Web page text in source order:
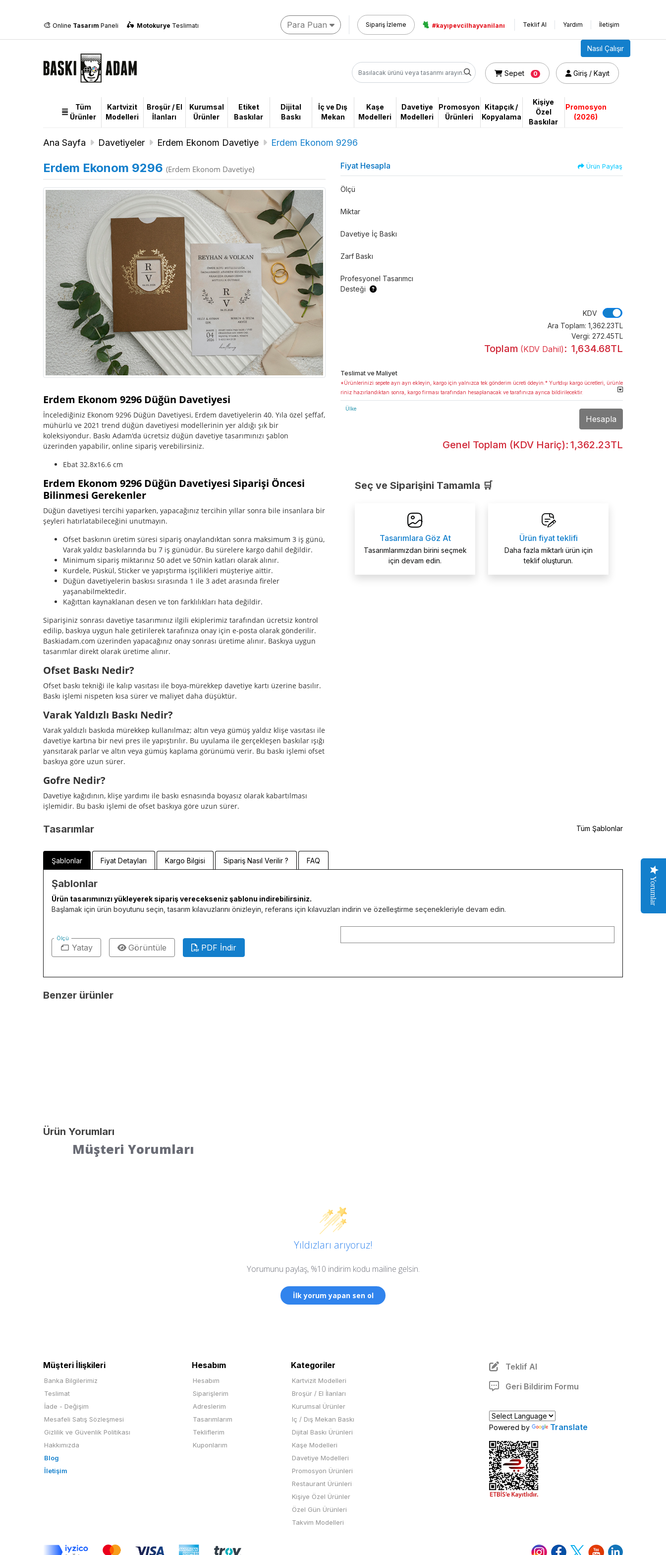
🎨 Online Tasarım Paneli 🛵 Motokurye Teslimatı Para Puan Sipariş İzleme 🐈 #kayıpevcilhayvanilanı Teklif Al Yardım İletişim
Nasıl Çalışır
Giriş / Kayıt
Giriş / Kayıt
Sepet
Sepet 0
Tüm
Ürünler
Tüm
Ürünler
Kartvizit
Modelleri
Broşür / El
İlanları
Kurumsal
Ürünler
Etiket
Baskılar
Dijital
Baskı
İç ve Dış
Mekan
Kaşe
Modelleri
Davetiye
Modelleri
Promosyon
Ürünleri
Kitapçık /
Kopyalama
Kişiye
Özel
Baskılar
Promosyon
(2026)
Ana Sayfa Davetiyeler Erdem Ekonom Davetiye Erdem Ekonom 9296
Erdem Ekonom 9296 (Erdem Ekonom Davetiye)
Erdem Ekonom 9296 Düğün Davetiyesi
İncelediğiniz Ekonom 9296 Düğün Davetiyesi, Erdem davetiyelerin 40. Yıla özel şeffaf,
mühürlü ve 2021 trend düğün davetiyesi modellerinin yer aldığı şık bir
koleksiyondur. Baskı Adam'da ücretsiz düğün davetiye tasarımınızı şablon
üzerinden yapabilir, online sipariş verebilirsiniz.
Ebat 32.8x16.6 cm
Erdem Ekonom 9296 Düğün Davetiyesi Siparişi Öncesi
Bilinmesi Gerekenler
Düğün davetiyesi tercihi yaparken, yapacağınız tercihin yıllar sonra bile insanlara bir
şeyleri hatırlatabileceğini unutmayın.
Ofset baskının üretim süresi sipariş onaylandıktan sonra maksimum 3 iş günü,
Varak yaldız baskılarında bu 7 iş günüdür. Bu sürelere kargo dahil değildir.
Minimum sipariş miktarınız 50 adet ve 50’nin katları olarak alınır.
Kurdele, Püskül, Sticker ve yapıştırma işçilikleri müşteriye aittir.
Düğün davetiyelerin baskısı sırasında 1 ile 3 adet arasında fireler
yaşanabilmektedir.
Kağıttan kaynaklanan desen ve ton farklılıkları hata değildir.
Siparişiniz sonrası davetiye tasarımınız ilgili ekiplerimiz tarafından ücretsiz kontrol
edilip, baskıya uygun hale getirilerek tarafınıza onay için e-posta olarak gönderilir.
Baskiadam.com üzerinden yapacağınız onay sonrası üretime alınır. Baskıya uygun
tasarımlar direkt olarak üretime alınır.
Ofset Baskı Nedir?
Ofset baskı tekniği ile kalıp vasıtası ile boya-mürekkep davetiye kartı üzerine basılır.
Baskı işlemi nispeten kısa sürer ve maliyet daha düşüktür.
Varak Yaldızlı Baskı Nedir?
Varak yaldızlı baskıda mürekkep kullanılmaz; altın veya gümüş yaldız klişe vasıtası ile
davetiye kartına bir nevi pres ile yapıştırılır. Bu uyulama ile gerçekleşen baskılar ışığı
yansıtarak parlar ve altın veya gümüş kaplama görünümü verir. Bu baskı işlemi ofset
baskıya göre uzun sürer.
Gofre Nedir?
Davetiye kağıdının, klişe yardımı ile baskı esnasında boyasız olarak kabartılması
işlemidir. Bu baskı işlemi de ofset baskıya göre uzun sürer.
Fiyat Hesapla Ürün Paylaş
Ölçü
Miktar
Davetiye İç Baskı
Zarf Baskı
Profesyonel Tasarımcı
Desteği
KDV
Ara Toplam: 1,362.23TL
Vergi: 272.45TL
Toplam (KDV Dahil) : 1,634.68TL
Teslimat ve Maliyet
*Ürünlerinizi sepete ayrı ayrı ekleyin, kargo için yalnızca tek gönderim ücreti ödeyin.* Yurtdışı kargo ücretleri, ürünle
riniz hazırlandıktan sonra, kargo firması tarafından hesaplanacak ve tarafınıza ayrıca bildirilecektir.
Ülke
Hesapla
Genel Toplam (KDV Hariç): 1,362.23TL
Seç ve Siparişini Tamamla 🛒
Tasarımlara Göz At
Tasarımlarımızdan birini seçmek
için devam edin.
Ürün fiyat teklifi
Daha fazla miktarlı ürün için
teklif oluşturun.
Tüm Şablonlar
Tasarımlar
Şablonlar Fiyat Detayları Kargo Bilgisi Sipariş Nasıl Verilir ? FAQ
Şablonlar
Ürün tasarımınızı yükleyerek sipariş verecekseniz şablonu indirebilirsiniz.
Başlamak için ürün boyutunu seçin, tasarım kılavuzlarını önizleyin, referans için kılavuzları indirin ve özelleştirme seçenekleriyle devam edin.
Ölçü
Yatay Görüntüle PDF İndir
Benzer ürünler
Ürün Yorumları
Müşteri Yorumları
Yıldızları arıyoruz!
Yorumunu paylaş, %10 indirim kodu mailine gelsin.
İlk yorum yapan sen ol
Müşteri İlişkileri
Banka Bilgilerimiz
Teslimat
İade - Değişim
Mesafeli Satış Sözleşmesi
Gizlilik ve Güvenlik Politikası
Hakkımızda
Blog
İletişim
Hesabım
Hesabım
Siparişlerim
Adreslerim
Tasarımlarım
Tekliflerim
Kuponlarım
Kategoriler
Kartvizit Modelleri
Broşür / El İlanları
Kurumsal Ürünler
Iç / Dış Mekan Baskı
Dijital Baskı Ürünleri
Kaşe Modelleri
Davetiye Modelleri
Promosyon Ürünleri
Restaurant Ürünleri
Kişiye Özel Ürünler
Özel Gün Ürünleri
Takvim Modelleri
Teklif Al
Geri Bildirim Formu
Powered by Translate
Yorumlar